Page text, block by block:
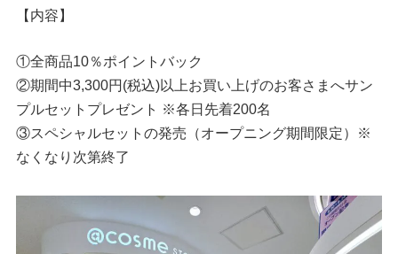
【内容】
①全商品10％ポイントバック
②期間中3,300円(税込)以上お買い上げのお客さまへサン
プルセットプレゼント ※各日先着200名
③スペシャルセットの発売（オープニング期間限定）※
なくなり次第終了